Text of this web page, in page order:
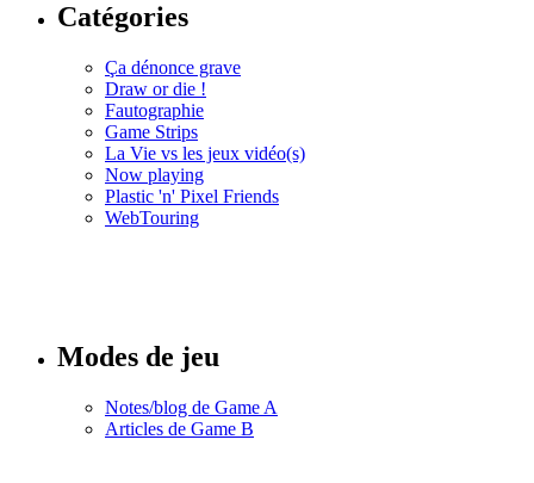
Catégories
Ça dénonce grave
Draw or die !
Fautographie
Game Strips
La Vie vs les jeux vidéo(s)
Now playing
Plastic 'n' Pixel Friends
WebTouring
Modes de jeu
Notes/blog de Game A
Articles de Game B